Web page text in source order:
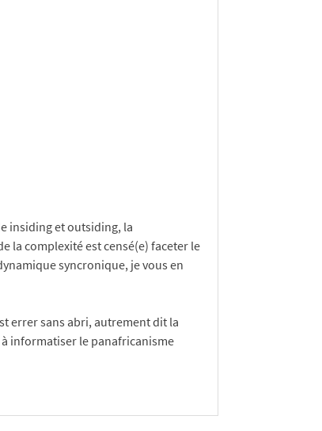
insiding et outsiding, la
la complexité est censé(e) faceter le
syncronique, je vous en
errer sans abri, autrement dit la
informatiser le panafricanisme